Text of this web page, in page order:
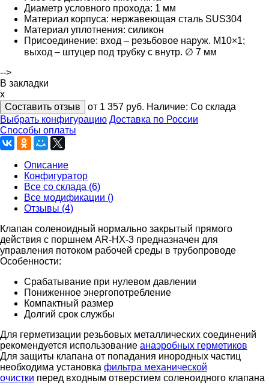
Диаметр условного прохода: 1 мм
Материал корпуса: нержавеющая сталь SUS304
Материал уплотнения: cиликон
Присоединение: вход – резьбовое наруж. М10×1;
выход – штуцер под трубку с внутр. ∅ 7 мм
-->
В закладки
x
Составить отзыв
от 1 357 руб. Наличие: Со склада
Выбрать конфигурацию Доставка по России
Способы оплаты
Описание
Конфигуратор
Все со склада (6)
Все модификации ()
Отзывы (4)
Клапан соленоидный нормально закрытый прямого
действия с поршнем AR-HX-3 предназначен для
управления потоком рабочей среды в трубопроводе
Особенности:
Срабатывание при нулевом давлении
Пониженное энергопотребление
Компактный размер
Долгий срок службы
Для герметизации резьбовых металлических соединений
рекомендуется использование анаэробных герметиков
Для защиты клапана от попадания инородных частиц
необходима установка фильтра механической
очистки перед входным отверстием соленоидного клапана